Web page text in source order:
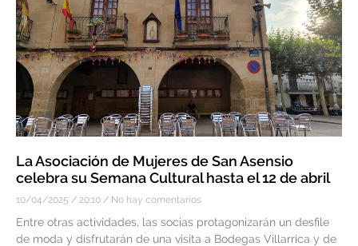
La Asociación de Mujeres de San Asensio
celebra su Semana Cultural hasta el 12 de abril
10/04/2025 20:10 No hay comentarios
Entre otras actividades, las socias protagonizarán un desfile
de moda y disfrutarán de una visita a Bodegas Villarrica y de